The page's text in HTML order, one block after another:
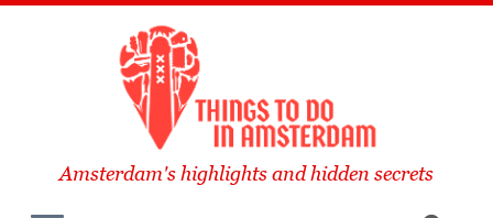
Amsterdam's highlights and hidden secrets